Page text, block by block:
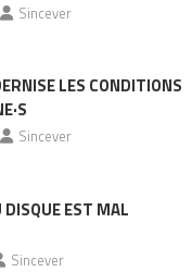
Sincever
LES CONDITIONS
Sincever
DISQUE EST MAL
Sincever